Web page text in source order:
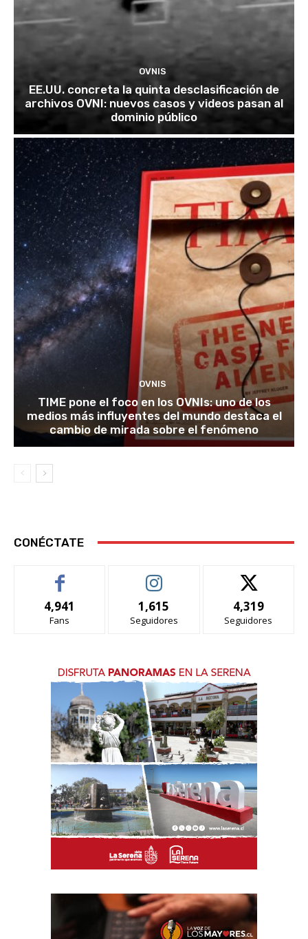
OVNIS
EE.UU. concreta la quinta desclasificación de
archivos OVNI: nuevos casos y videos pasan al
dominio público
OVNIS
TIME pone el foco en los OVNIs: uno de los
medios más influyentes del mundo destaca el
cambio de mirada sobre el fenómeno
CONÉCTATE
4,941
Fans
1,615
Seguidores
4,319
Seguidores